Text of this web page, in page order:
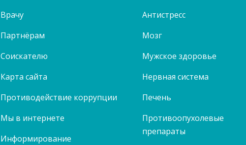
Врачу
Партнёрам
Соискателю
Карта сайта
Противодействие коррупции
Мы в интернете
Информирование
Антистресс
Мозг
Мужское здоровье
Нервная система
Печень
Противоопухолевые
препараты